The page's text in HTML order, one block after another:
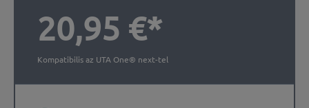
20,95 €*
Kompatibilis az UTA One® next-tel